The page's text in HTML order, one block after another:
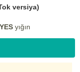
versiya)
yığın